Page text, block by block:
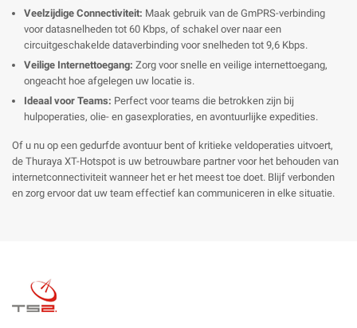
Veelzijdige Connectiviteit: Maak gebruik van de GmPRS-verbinding
voor datasnelheden tot 60 Kbps, of schakel over naar een
circuitgeschakelde dataverbinding voor snelheden tot 9,6 Kbps.
Veilige Internettoegang: Zorg voor snelle en veilige internettoegang,
ongeacht hoe afgelegen uw locatie is.
Ideaal voor Teams: Perfect voor teams die betrokken zijn bij
hulpoperaties, olie- en gasexploraties, en avontuurlijke expedities.
Of u nu op een gedurfde avontuur bent of kritieke veldoperaties uitvoert,
de Thuraya XT-Hotspot is uw betrouwbare partner voor het behouden van
internetconnectiviteit wanneer het er het meest toe doet. Blijf verbonden
en zorg ervoor dat uw team effectief kan communiceren in elke situatie.